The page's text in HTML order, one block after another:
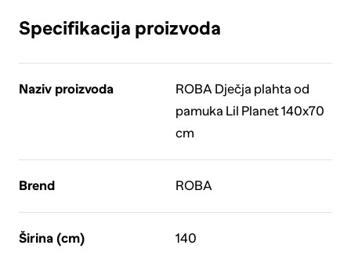
Specifikacija proizvoda
Naziv proizvoda
ROBA Dječja plahta od
pamuka Lil Planet 140x70
cm
Brend ROBA
Širina (cm) 140